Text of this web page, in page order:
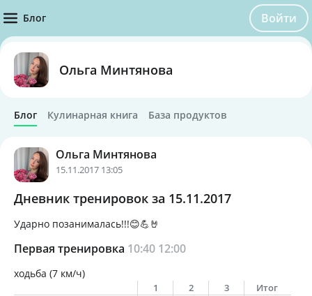
Блог Войти
Ольга Минтянова
Блог Кулинарная книга База продуктов
Ольга Минтянова
15.11.2017 13:05
Дневник тренировок за 15.11.2017
Ударно позанималась!!!😊💪🤘
Первая тренировка 10:40 12:00
ходьба (7 км/ч)
1 2 3 Итог